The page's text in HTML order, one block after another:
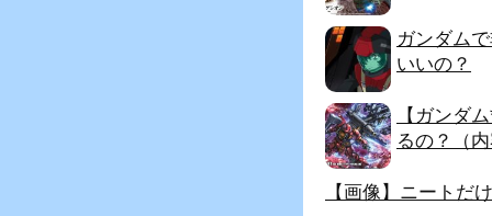
ガンダム
いいの？
【ガンダ
るの？（
【画像】ニートだ